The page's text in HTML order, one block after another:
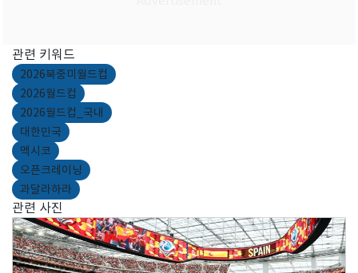
관련 키워드
2026북중미월드컵
2026월드컵
2026월드컵_국내
대한민국
멕시코
오픈크레이닝
과달라하라
관련 사진